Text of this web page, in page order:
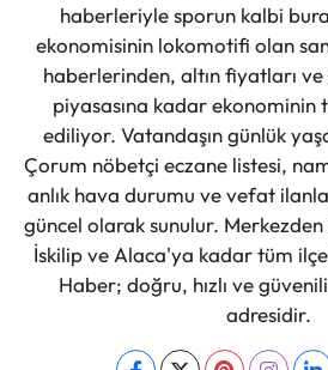
haberleriyle sporun kalbi
ekonomisinin lokomotifi olan
haberlerinden, altın fiyatları ve
piyasasına kadar
ediliyor. Vatandaşın günlük
Çorum nöbetçi eczane listesi,
anlık hava durumu ve vefat
güncel olarak sunulur. Merkezden
İskilip ve Alaca'ya kadar tüm
Haber; doğru, hızlı ve
adresidir.